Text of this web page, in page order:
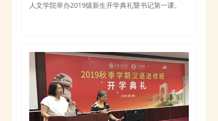
人文学院举办2019级新生开学典礼暨书记第一课。